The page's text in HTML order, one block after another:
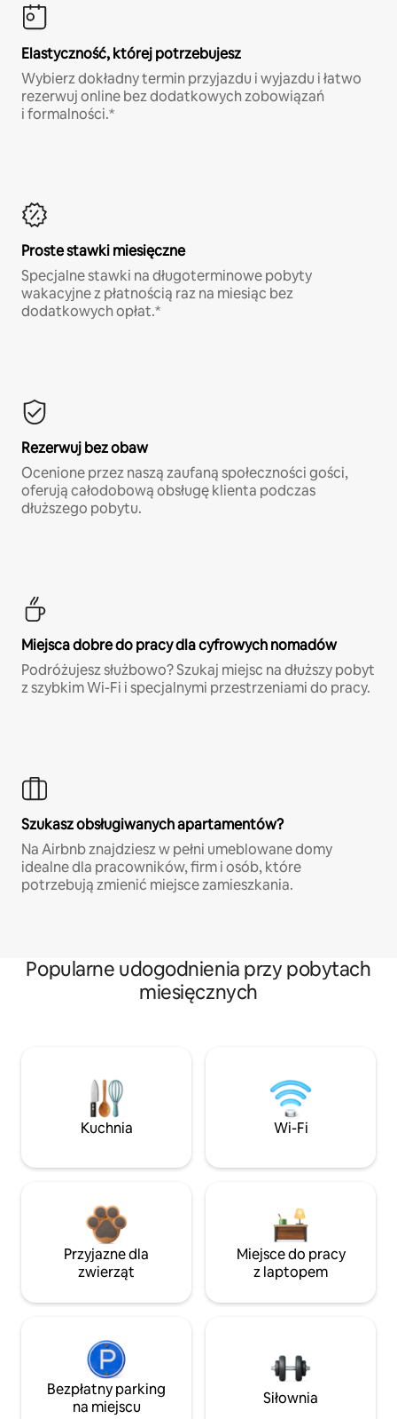
Elastyczność, której potrzebujesz
Wybierz dokładny termin przyjazdu i wyjazdu i łatwo
rezerwuj online bez dodatkowych zobowiązań
i formalności.*
Proste stawki miesięczne
Specjalne stawki na długoterminowe pobyty
wakacyjne z płatnością raz na miesiąc bez
dodatkowych opłat.*
Rezerwuj bez obaw
Ocenione przez naszą zaufaną społeczności gości,
oferują całodobową obsługę klienta podczas
dłuższego pobytu.
Miejsca dobre do pracy dla cyfrowych nomadów
Podróżujesz służbowo? Szukaj miejsc na dłuższy pobyt
z szybkim Wi-Fi i specjalnymi przestrzeniami do pracy.
Szukasz obsługiwanych apartamentów?
Na Airbnb znajdziesz w pełni umeblowane domy
idealne dla pracowników, firm i osób, które
potrzebują zmienić miejsce zamieszkania.
Popularne udogodnienia przy pobytach
miesięcznych
Kuchnia Wi-Fi
Przyjazne dla
zwierząt
Miejsce do pracy
z laptopem
Bezpłatny parking
na miejscu
Siłownia